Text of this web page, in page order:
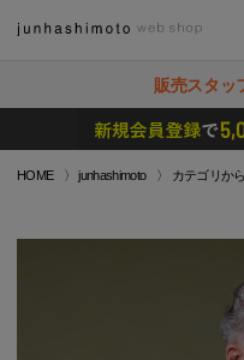
販売スタッ
HOME junhashimoto カテゴリか